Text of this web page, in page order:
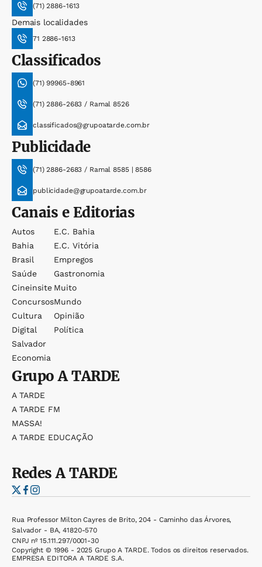
(71) 2886-1613
Demais localidades
71 2886-1613
Classificados
(71) 99965-8961
(71) 2886-2683 / Ramal 8526
classificados@grupoatarde.com.br
Publicidade
(71) 2886-2683 / Ramal 8585 | 8586
publicidade@grupoatarde.com.br
Canais e Editorias
Autos
Bahia
Brasil
Saúde
Cineinsite
Concursos
Cultura
Digital
Salvador
Economia
E.c. Bahia
E.c. Vitória
Empregos
Gastronomia
Muito
Mundo
Opinião
Política
GrupoA TARDE
A TARDE
A TARDE FM
MASSA!
A TARDE EDUCAÇÃO
RedesA TARDE
Rua Professor Milton Cayres de Brito, 204 - Caminho das Árvores,
Salvador - BA, 41820-570
CNPJ nº 15.111.297/0001-30
Copyright © 1996 - 2025 Grupo A TARDE. Todos os direitos reservados.
EMPRESA EDITORA A TARDE S.A.